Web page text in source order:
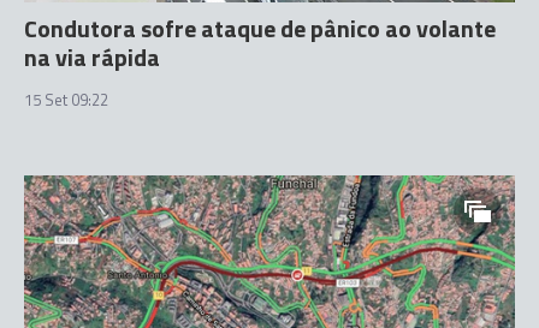
Condutora sofre ataque de pânico ao volante
na via rápida
15 Set 09:22